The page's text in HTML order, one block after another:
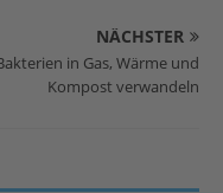
NÄCHSTER
in Gas, Wärme und
Kompost verwandeln